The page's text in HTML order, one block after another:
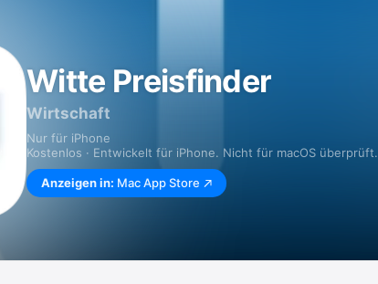
Witte Preisfinder
Wirtschaft
Nur für iPhone
Kostenlos · Entwickelt für iPhone. Nicht für macOS überprüft.
Anzeigen in: Mac App Store